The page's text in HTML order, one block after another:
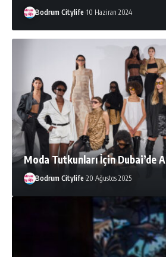
Bodrum Citylife 10 Haziran 2024
Moda Tutkunları İçin Dubai’de
Bodrum Citylife 20 Ağustos 2025